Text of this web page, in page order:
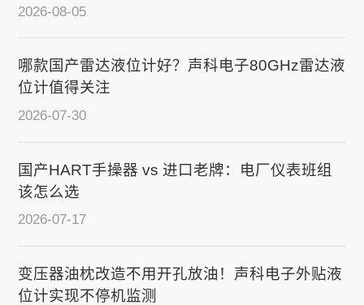
2026-08-05
哪款国产雷达液位计好？声科电子80GHz雷达液
位计值得关注
2026-07-30
国产HART手操器 vs 进口老牌：电厂仪表班组
该怎么选
2026-07-17
变压器油枕改造不用开孔放油！声科电子外贴液
位计实现不停机监测